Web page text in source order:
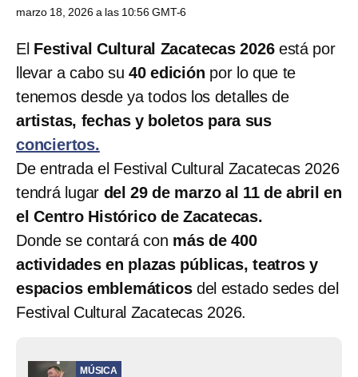
marzo 18, 2026 a las 10:56 GMT-6
El Festival Cultural Zacatecas 2026 está por
llevar a cabo su 40 edición por lo que te
tenemos desde ya todos los detalles de
artistas, fechas y boletos para sus
conciertos.
De entrada el Festival Cultural Zacatecas 2026
tendrá lugar del 29 de marzo al 11 de abril en
el Centro Histórico de Zacatecas.
Donde se contará con más de 400
actividades en plazas públicas, teatros y
espacios emblemáticosdel estado sedes del
Festival Cultural Zacatecas 2026.
MÚSICA